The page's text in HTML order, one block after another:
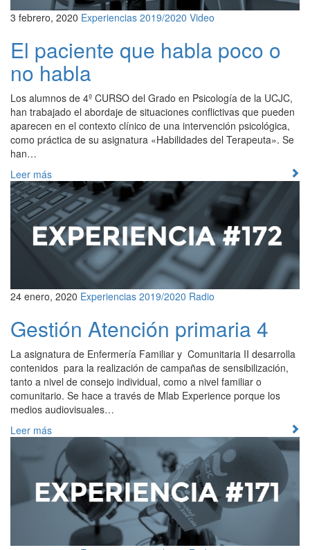
3 febrero, 2020 Experiencias 2019/2020 Video
El paciente que habla poco o
no habla
Los alumnos de 4º CURSO del Grado en Psicología de la UCJC,
han trabajado el abordaje de situaciones conflictivas que pueden
aparecen en el contexto clínico de una intervención psicológica,
como práctica de su asignatura «Habilidades del Terapeuta». Se
han…
Leer más
24 enero, 2020 Experiencias 2019/2020 Radio
Gestión Atención primaria 4
La asignatura de Enfermería Familiar y Comunitaria II desarrolla
contenidos para la realización de campañas de sensibilización,
tanto a nivel de consejo individual, como a nivel familiar o
comunitario. Se hace a través de Mlab Experience porque los
medios audiovisuales…
Leer más